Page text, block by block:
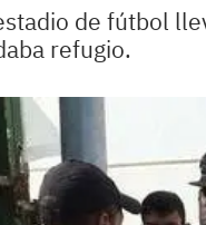
de fútbol
refugio.